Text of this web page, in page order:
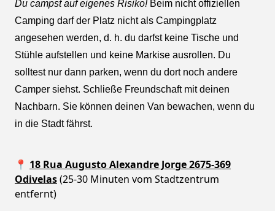
Du campst auf eigenes Risiko! Beim nicht offiziellen
Camping darf der Platz nicht als Campingplatz
angesehen werden, d. h. du darfst keine Tische und
Stühle aufstellen und keine Markise ausrollen. Du
solltest nur dann parken, wenn du dort noch andere
Camper siehst. Schließe Freundschaft mit deinen
Nachbarn. Sie können deinen Van bewachen, wenn du
in die Stadt fährst.
📍 18 Rua Augusto Alexandre Jorge 2675-369
Odivelas(25-30 Minuten vom Stadtzentrum
entfernt)